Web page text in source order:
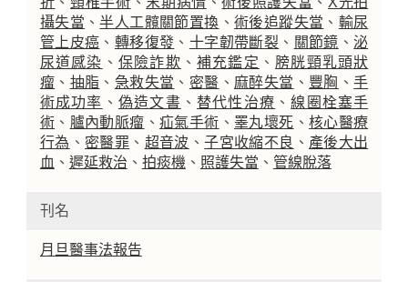
攝失當 、半人工髖關節置換 、術後追蹤失當 、 輸尿
管上皮癌 、 轉移復發 、 十字韌帶斷裂 、 關節鏡 、泌
尿道感染 、 保險詐欺 、補充鑑定 、 膀胱頸乳頭狀
瘤 、 抽脂 、 急救失當 、 密醫 、 麻醉失當 、 豐胸 、手
術成功率 、 偽造文書 、 替代性治療 、線圈栓塞手
術 、 臚內動脈瘤 、疝氣手術 、睪丸壞死 、核心醫療
行為 、 密醫罪 、 超音波 、子宮收縮不良 、 產後大出
血 、 遲延救治 、 拍痰機 、 照護失當 、 管線脫落
刊名
月旦醫事法報告